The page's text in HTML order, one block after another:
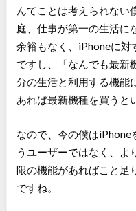
んてことは考えられない
庭、仕事が第一の生活に
余裕もなく、iPhoneに対
ですし、「なんでも最新
分の生活と利用する機能
あれば最新機種を買うと
なので、今の僕はiPhone
うユーザーではなく、よ
限の機能があればこと足
ですね。